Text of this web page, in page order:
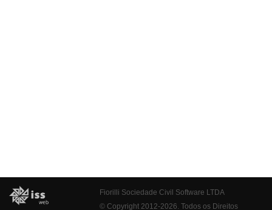
Fiorilli Sociedade Civil Software LTDA
© Copyright 2012-2026. Todos os Direitos